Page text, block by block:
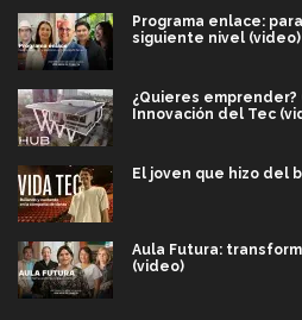
Programa enlace:
siguiente nivel (video)
¿Quieres emprender?
Innovación del Tec
El joven que hizo del
Aula Futura:
(video)